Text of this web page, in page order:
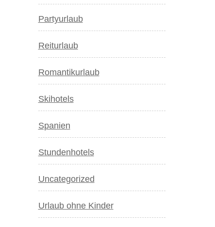
Partyurlaub
Reiturlaub
Romantikurlaub
Skihotels
Spanien
Stundenhotels
Uncategorized
Urlaub ohne Kinder